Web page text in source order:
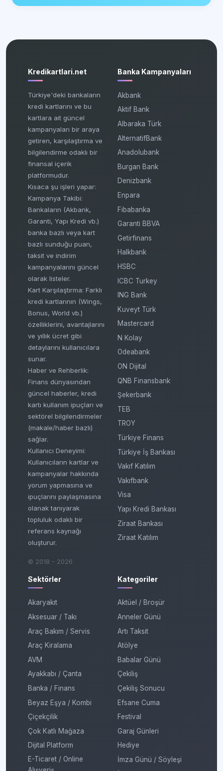
Kredikartlari.net
Türkiye'deki bankaların
kredi kartlarını ve bu
kartlara ait güncel
kampanyaları bir araya
getiren, karşılaştırma ve
bilgilendirme odaklı bir
finansal içerik
platformudur.
Kısaca şu işleri yapar:
Kampanya Takibi:
Bankaların (Akbank,
Garanti, Yapı Kredi vb.)
banka bazlı veya kart
bazlı sunduğu puan,
taksit ve indirim
kampanyalarını güncel
olarak listeler.
Kart Karşılaştırma: Farklı
kredi kartlarının (Wings,
Bonus, World vb.)
özelliklerini, avantajlarını
ve yıllık ücret gibi
detaylarını kullanıcılara
sunar.
Haber ve Rehberlik:
Finans dünyasından
güncel haberler, kredi
kartı kullanım ipuçları ve
sektörel bilgilendirmeler
(makale/haber bazlı)
sağlar.
Kullanıcı Deneyimi:
Kullanıcıların kartlar ve
kampanyalar hakkında
yorum yapmasına ve
ipuçlarını paylaşmasına
olanak tanıyarak
topluluk odaklı bir
referans kaynağı
oluşturur.
© 2018 - 2026
Banka Kampanyaları
Akbank
Aktif Bank
Albaraka Türk
AlternatifBank
Anadolubank
Burgan Bank
Denizbank
Enpara
Fibabanka
Garanti BBVA
Getirfinans
Halkbank
HSBC
ICBC Turkey
ING Bank
Kuveyt Türk
Mastercard
N Kolay
Odeabank
ON Dijital
QNB Finansbank
Şekerbank
TEB
TROY
Türkiye Finans
Türkiye İş Bankası
Vakıf Katılım
Vakıfbank
Visa
Yapı Kredi Bankası
Ziraat Bankası
Ziraat Katılım
Sektörler
Akaryakıt
Aksesuar / Takı
Araç Bakım / Servis
Araç Kiralama
AVM
Ayakkabı / Çanta
Banka / Finans
Beyaz Eşya / Kombi
Çiçekçilik
Çok Katlı Mağaza
Dijital Platform
E-Ticaret / Online
Kategoriler
Aktüel / Broşür
Anneler Günü
Artı Taksit
Atölye
Babalar Günü
Çekiliş
Çekiliş Sonucu
Efsane Cuma
Festival
Garaj Günleri
Hediye
İmza Günü / Söyleşi